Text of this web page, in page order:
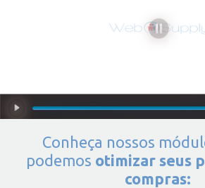
Conheça nossos
podemos otimizar seus
compras: